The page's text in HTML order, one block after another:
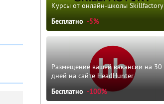
Курсы от онлайн-школы Skillfactory
Бесплатно -5%
Размещение вашей вакансии на 30
дней на сайте HeadHunter
Бесплатно -100%